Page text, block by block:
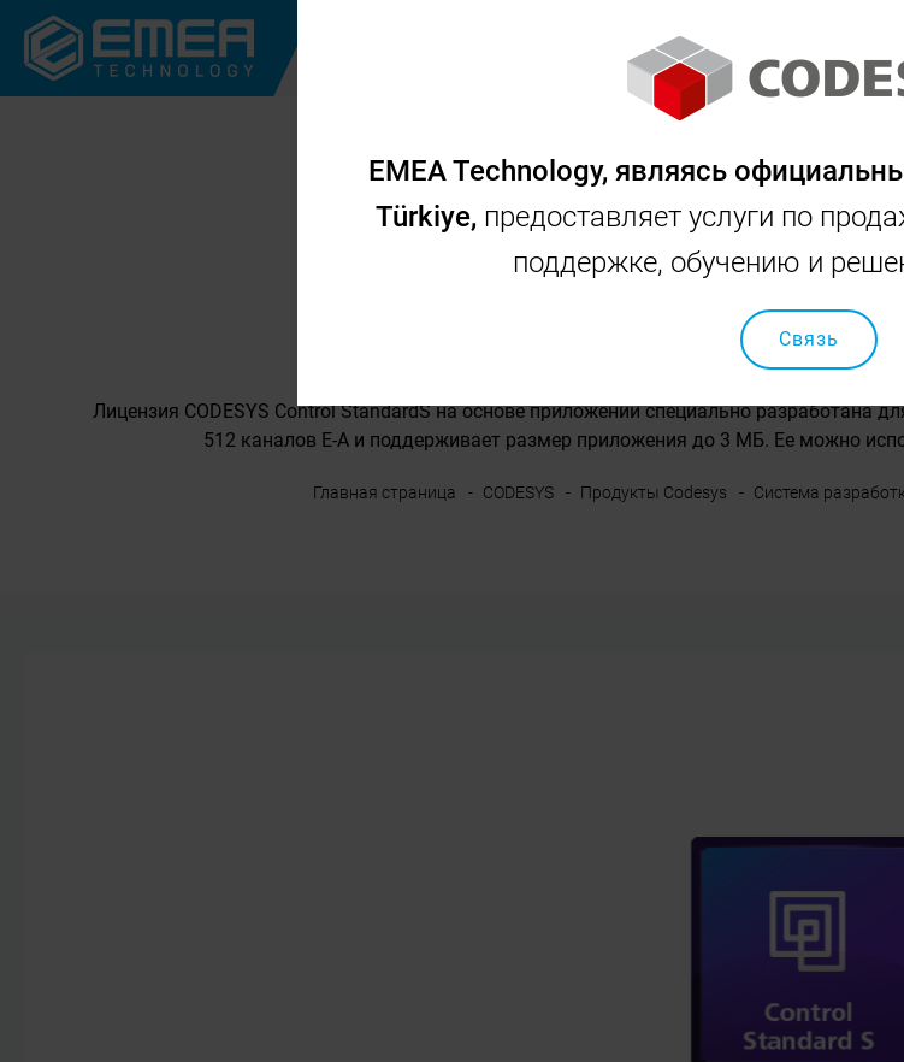
CODESYS INOVANCE
Стандарты
Лицензия CODESYS Control StandardS на основе приложений специально разработана
512 каналов E-A и поддерживает размер приложения до 3 МБ. Ее можно
Главная страница CODESYS Продукты Codesys Система
EMEA Technology, являясь
Türkiye, предоставляет услуги по
поддержке, обучению и
Связь